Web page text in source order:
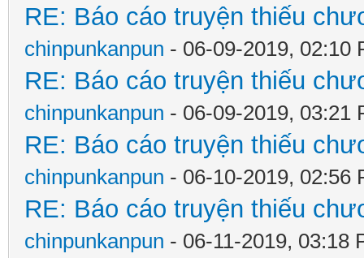
RE: Báo cáo truyện thiếu
chinpunkanpun - 06-09-2019, 02:10
RE: Báo cáo truyện thiếu
chinpunkanpun - 06-09-2019, 03:21
RE: Báo cáo truyện thiếu
chinpunkanpun - 06-10-2019, 02:56
RE: Báo cáo truyện thiếu
chinpunkanpun - 06-11-2019, 03:18